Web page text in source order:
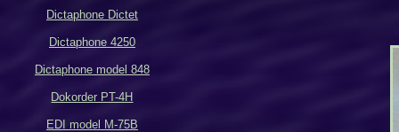
Dictaphone Dictet
Dictaphone 4250
Dictaphone model 848
Dokorder PT-4H
EDI model M-75B